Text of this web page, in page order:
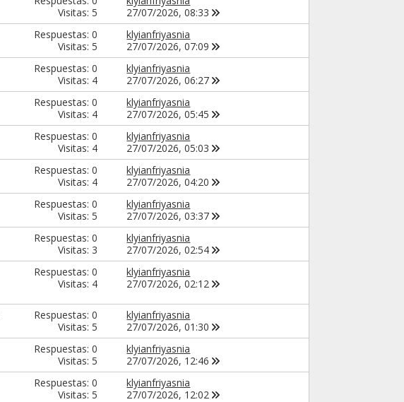
Visitas: 5
27/07/2026,08:33
Respuestas: 0
Visitas: 5
klyianfriyasnia
27/07/2026,07:09
Respuestas: 0
Visitas: 4
klyianfriyasnia
27/07/2026,06:27
Respuestas: 0
Visitas: 4
klyianfriyasnia
27/07/2026,05:45
Respuestas: 0
Visitas: 4
klyianfriyasnia
27/07/2026,05:03
Respuestas: 0
Visitas: 4
klyianfriyasnia
27/07/2026,04:20
Respuestas: 0
Visitas: 5
klyianfriyasnia
27/07/2026,03:37
Respuestas: 0
Visitas: 3
klyianfriyasnia
27/07/2026,02:54
Respuestas: 0
Visitas: 4
klyianfriyasnia
27/07/2026,02:12
Respuestas: 0
Visitas: 5
klyianfriyasnia
27/07/2026,01:30
Respuestas: 0
Visitas: 5
klyianfriyasnia
27/07/2026, 12:46
Respuestas: 0
Visitas: 5
klyianfriyasnia
27/07/2026, 12:02